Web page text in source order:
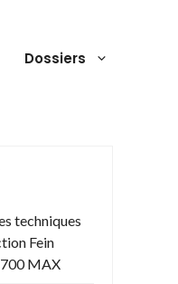
Dossiers
techniques
Fein
MAX